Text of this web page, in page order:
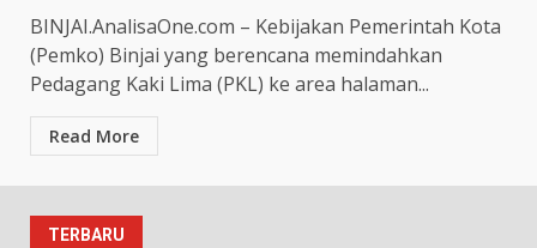
BINJAI.AnalisaOne.com – Kebijakan Pemerintah Kota
(Pemko) Binjai yang berencana memindahkan
Pedagang Kaki Lima (PKL) ke area halaman...
Read More
TERBARU